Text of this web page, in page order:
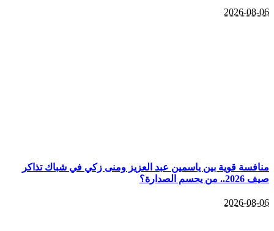
2026-08-06
منافسة قوية بين ياسمين عبد العزيز ومنى زكي في شباك تذاكر
صيف 2026.. من يحسم الصدارة؟
2026-08-06